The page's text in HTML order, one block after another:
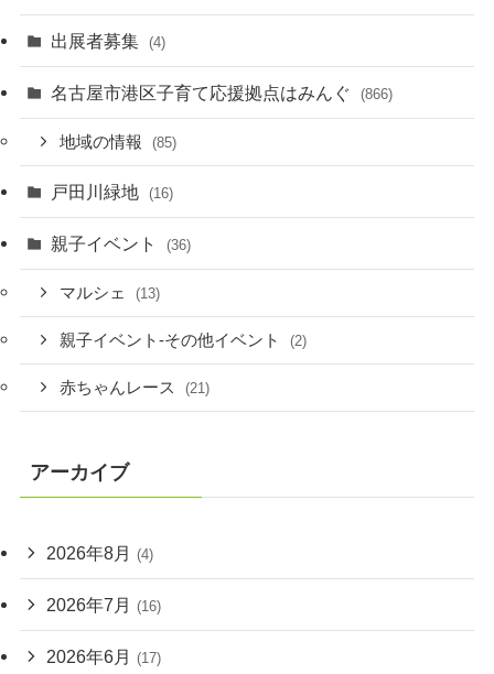
出展者募集 (4)
名古屋市港区子育て応援拠点はみんぐ (866)
地域の情報 (85)
戸田川緑地 (16)
親子イベント (36)
マルシェ (13)
親子イベント-その他イベント (2)
赤ちゃんレース (21)
アーカイブ
2026年8月 (4)
2026年7月 (16)
2026年6月 (17)